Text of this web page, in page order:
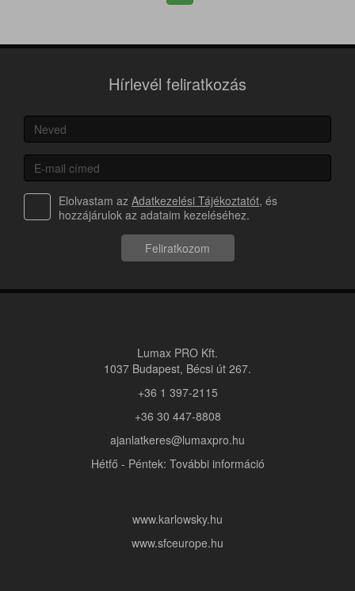
Hírlevél feliratkozás
Elolvastam az Adatkezelési Tájékoztatót, és
hozzájárulok az adataim kezeléséhez.
Feliratkozom
Lumax PRO Kft.
1037 Budapest, Bécsi út 267.
+36 1 397-2115
+36 30 447-8808
ajanlatkeres@lumaxpro.hu
Hétfő - Péntek: További információ
www.karlowsky.hu
www.sfceurope.hu